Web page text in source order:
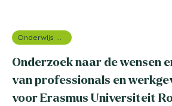
Onderzoek naar de wensen
van professionals en
voor Erasmus Universiteit